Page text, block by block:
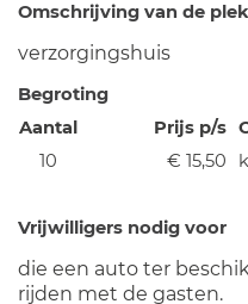
Omschrijving van de plek
verzorgingshuis
Begroting
Aantal
Prijs p/s
10
€ 15,50
Vrijwilligers nodig voor
die een auto ter
rijden met de gasten.